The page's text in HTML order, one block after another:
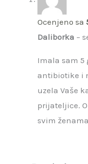
Ocenjeno sa
Daliborka –
Imala sam
antibiotike i
uzela Vaše
prijateljice.
svim